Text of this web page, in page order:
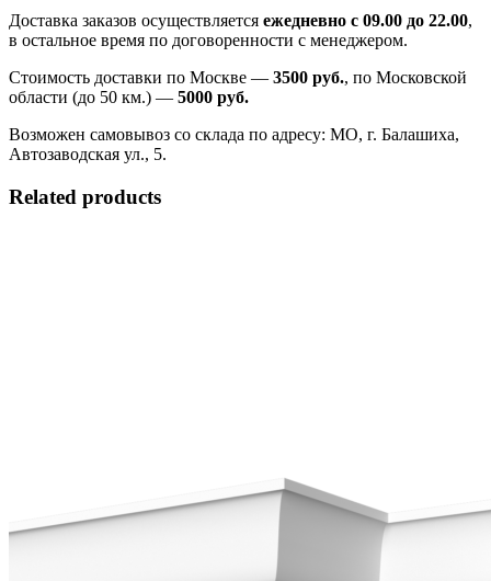
Доставка заказов осуществляется ежедневно с 09.00 до 22.00,
в остальное время по договоренности с менеджером.
Стоимость доставки по Москве — 3500 руб., по Московской
области (до 50 км.) — 5000 руб.
Возможен самовывоз со склада по адресу: МО, г. Балашиха,
Автозаводская ул., 5.
Related products